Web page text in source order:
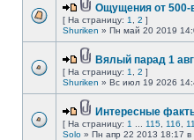
Ощущения от 500-
[ На страницу: 1 2 ]
Shuriken » Пн май 20 2019
Вялый парад 1
[ На страницу: 1 2 ]
Shuriken » Вс июл 19 2026
Интересные
[ На страницу: 1 115 116
Solo » Пн апр 22 2013 18:17